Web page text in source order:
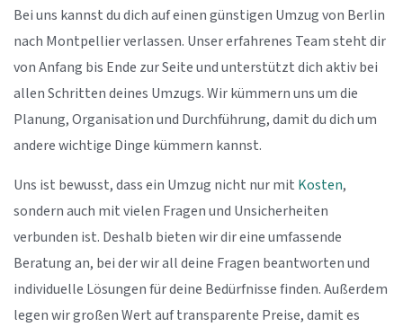
Bei uns kannst du dich auf einen günstigen Umzug von Berlin
nach Montpellier verlassen. Unser erfahrenes Team steht dir
von Anfang bis Ende zur Seite und unterstützt dich aktiv bei
allen Schritten deines Umzugs. Wir kümmern uns um die
Planung, Organisation und Durchführung, damit du dich um
andere wichtige Dinge kümmern kannst.
Uns ist bewusst, dass ein Umzug nicht nur mit Kosten,
sondern auch mit vielen Fragen und Unsicherheiten
verbunden ist. Deshalb bieten wir dir eine umfassende
Beratung an, bei der wir all deine Fragen beantworten und
individuelle Lösungen für deine Bedürfnisse finden. Außerdem
legen wir großen Wert auf transparente Preise, damit es